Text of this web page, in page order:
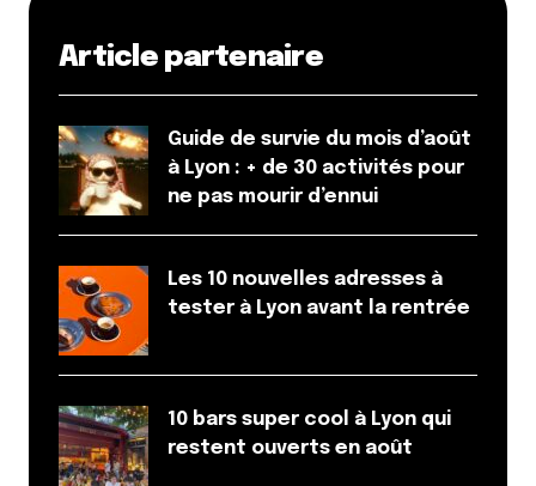
Article partenaire
Guide de survie du mois d’août
à Lyon : + de 30 activités pour
ne pas mourir d’ennui
Les 10 nouvelles adresses à
tester à Lyon avant la rentrée
10 bars super cool à Lyon qui
restent ouverts en août